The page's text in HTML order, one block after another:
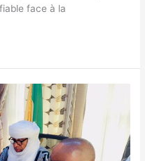
face à la